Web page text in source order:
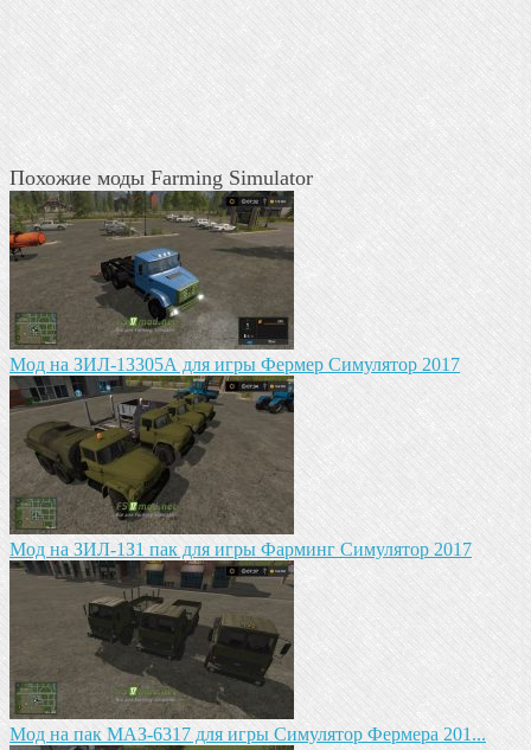
Похожие моды Farming Simulator
Мод на ЗИЛ-13305А для игры Фермер Симулятор 2017
Mод на ЗИЛ-1З1 пак для игры Фарминг Симулятор 2017
Мод на пак МАЗ-6317 для игры Симулятор Фермера 201...